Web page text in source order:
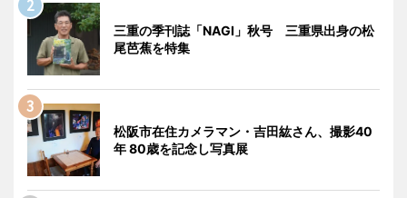
三重の季刊誌「NAGI」秋号 三重県出身の松
尾芭蕉を特集
松阪市在住カメラマン・吉田紘さん、撮影40
年 80歳を記念し写真展